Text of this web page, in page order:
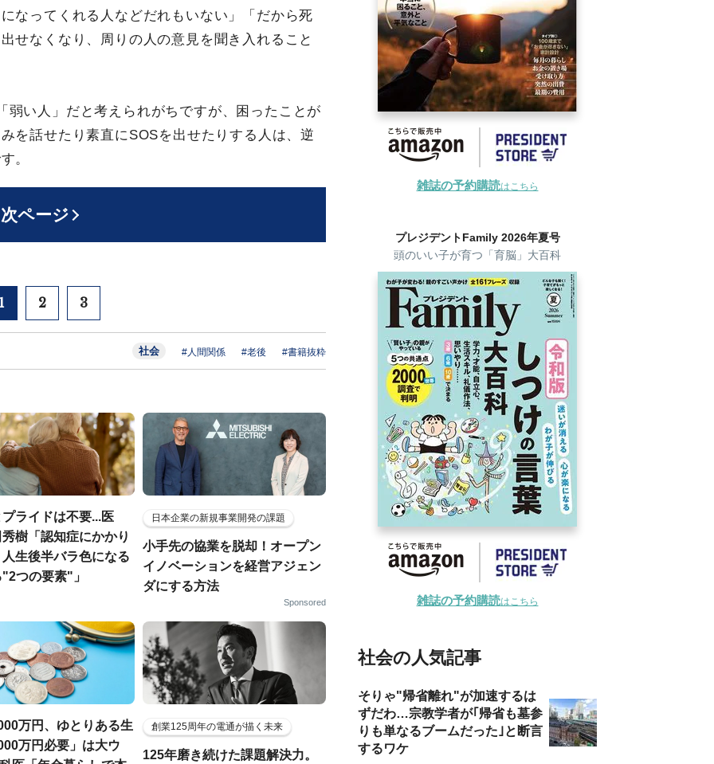
なってくれる人などだれもいない」「だから死
せなくなり、周りの人の意見を聞き入れること
弱い人」だと考えられがちですが、困ったことが
を話せたり素直にSOSを出せたりする人は、逆
。
次ページ
2 3
社会 #人間関係 #老後 #書籍抜粋
ライドは不要...医
樹「認知症にかかり
生後半バラ色になる
つの要素"」
日本企業の新規事業開発の課題
小手先の協業を脱却！オープン
イノベーションを経営アジェン
ダにする方法
Sponsored
万円、ゆとりある生
万円必要」は大ウ
創業125周年の電通が描く未来
125年磨き続けた課題解決力。
雑誌の予約購読はこちら
プレジデントFamily 2026年夏号
頭のいい子が育つ「育脳」大百科
雑誌の予約購読はこちら
社会の人気記事
そりゃ"帰省離れ"が加速するは
ずだわ…宗教学者が｢帰省も墓参
りも単なるブームだった｣と断言
するワケ